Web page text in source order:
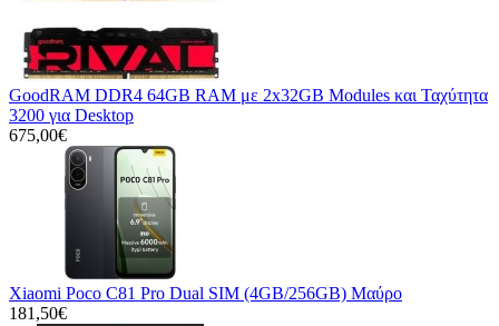
GoodRAM DDR4 64GB RAM με 2x32GB Modules και Ταχύτητα
3200 για Desktop
675,00€
Xiaomi Poco C81 Pro Dual SIM (4GB/256GB) Μαύρο
181,50€